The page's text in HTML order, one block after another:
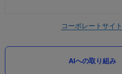
コーポレートサイト
AIへの取り組み